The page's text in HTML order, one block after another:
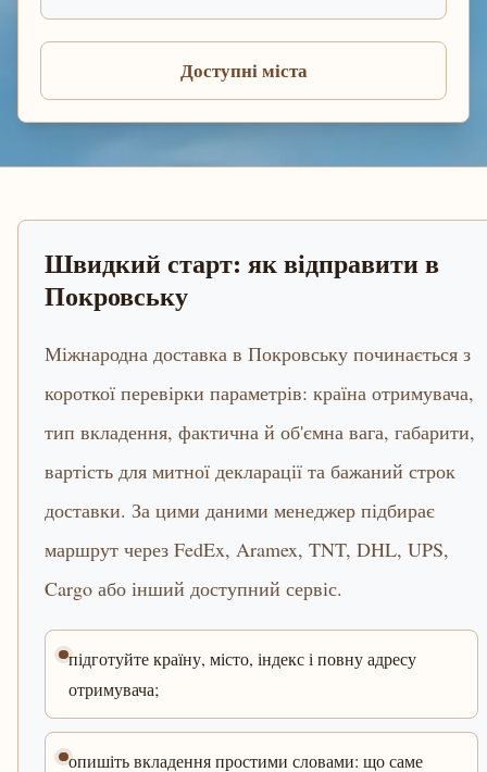
Доступні міста
Швидкий старт: як відправити в
Покровську
Міжнародна доставка в Покровську починається з
короткої перевірки параметрів: країна отримувача,
тип вкладення, фактична й об'ємна вага, габарити,
вартість для митної декларації та бажаний строк
доставки. За цими даними менеджер підбирає
маршрут через FedEx, Aramex, TNT, DHL, UPS,
Cargo або інший доступний сервіс.
підготуйте країну, місто, індекс і повну адресу
отримувача;
опишіть вкладення простими словами: що саме